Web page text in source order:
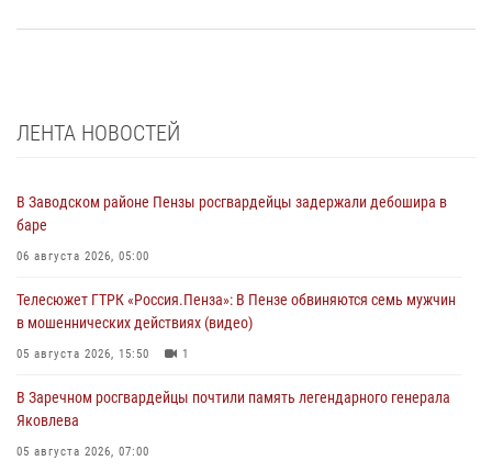
ЛЕНТА НОВОСТЕЙ
В Заводском районе Пензы росгвардейцы задержали дебошира в
баре
06 августа 2026, 05:00
Телесюжет ГТРК «Россия.Пенза»: В Пензе обвиняются семь мужчин
в мошеннических действиях (видео)
05 августа 2026, 15:50 1
В Заречном росгвардейцы почтили память легендарного генерала
Яковлева
05 августа 2026, 07:00